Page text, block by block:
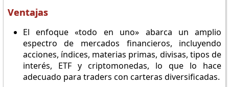
Ventajas
El enfoque «todo en uno» abarca un amplio
espectro de mercados financieros, incluyendo
acciones, índices, materias primas, divisas, tipos de
interés, ETF y criptomonedas, lo que lo hace
adecuado para traders con carteras diversificadas.